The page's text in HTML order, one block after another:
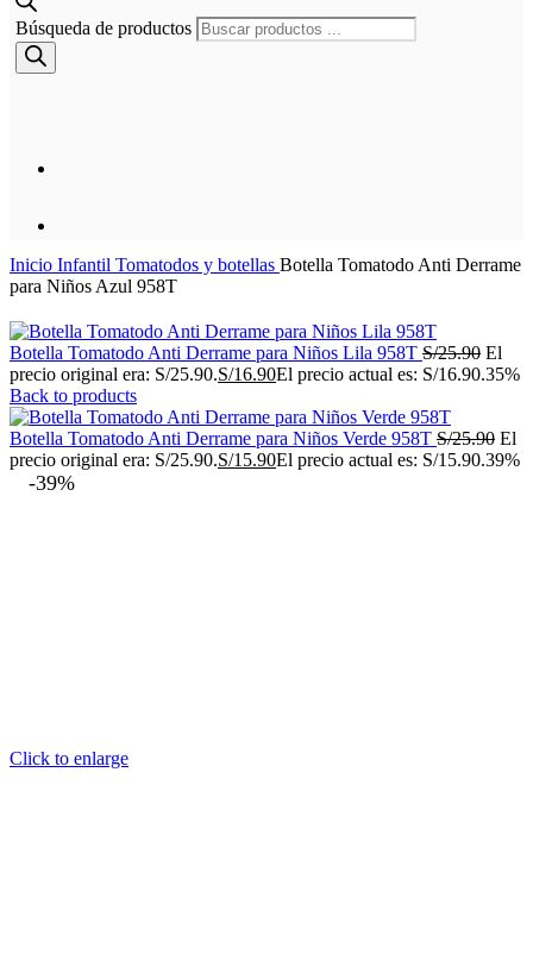
Búsqueda de productos
Inicio Infantil Tomatodos y botellas Botella Tomatodo Anti Derrame
para Niños Azul 958T
Botella Tomatodo Anti Derrame para Niños Lila 958T S/25.90 El
precio original era: S/25.90.S/16.90El precio actual es: S/16.90.35%
Back to products
Botella Tomatodo Anti Derrame para Niños Verde 958T S/25.90 El
precio original era: S/25.90.S/15.90El precio actual es: S/15.90.39%
-39%
Click to enlarge